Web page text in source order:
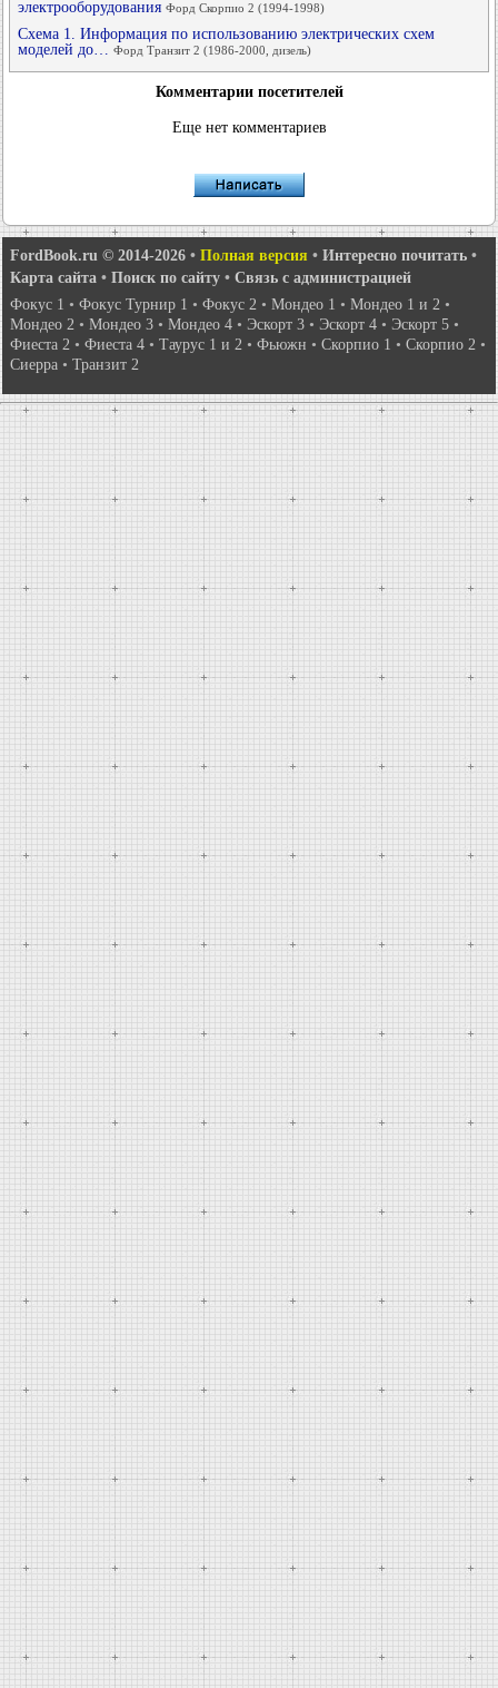
электрооборудования Форд Скорпио 2 (1994-1998)
Схема 1. Информация по использованию электрических схем
моделей до… Форд Транзит 2 (1986-2000, дизель)
Комментарии посетителей
Еще нет комментариев
FordBook.ru © 2014-2026 • Полная версия • Интересно почитать •
Карта сайта • Поиск по сайту • Связь с администрацией
Фокус 1 • Фокус Турнир 1 • Фокус 2 • Мондео 1 • Мондео 1 и 2 •
Мондео 2 • Мондео 3 • Мондео 4 • Эскорт 3 • Эскорт 4 • Эскорт 5 •
Фиеста 2 • Фиеста 4 • Таурус 1 и 2 • Фьюжн • Скорпио 1 • Скорпио 2 •
Сиерра • Транзит 2